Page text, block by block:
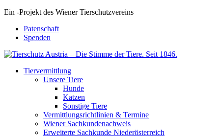
Ein -Projekt des Wiener Tierschutzvereins
Patenschaft
Spenden
Tiervermittlung
Unsere Tiere
Hunde
Katzen
Sonstige Tiere
Vermittlungsrichtlinien & Termine
Wiener Sachkundenachweis
Erweiterte Sachkunde Niederösterreich